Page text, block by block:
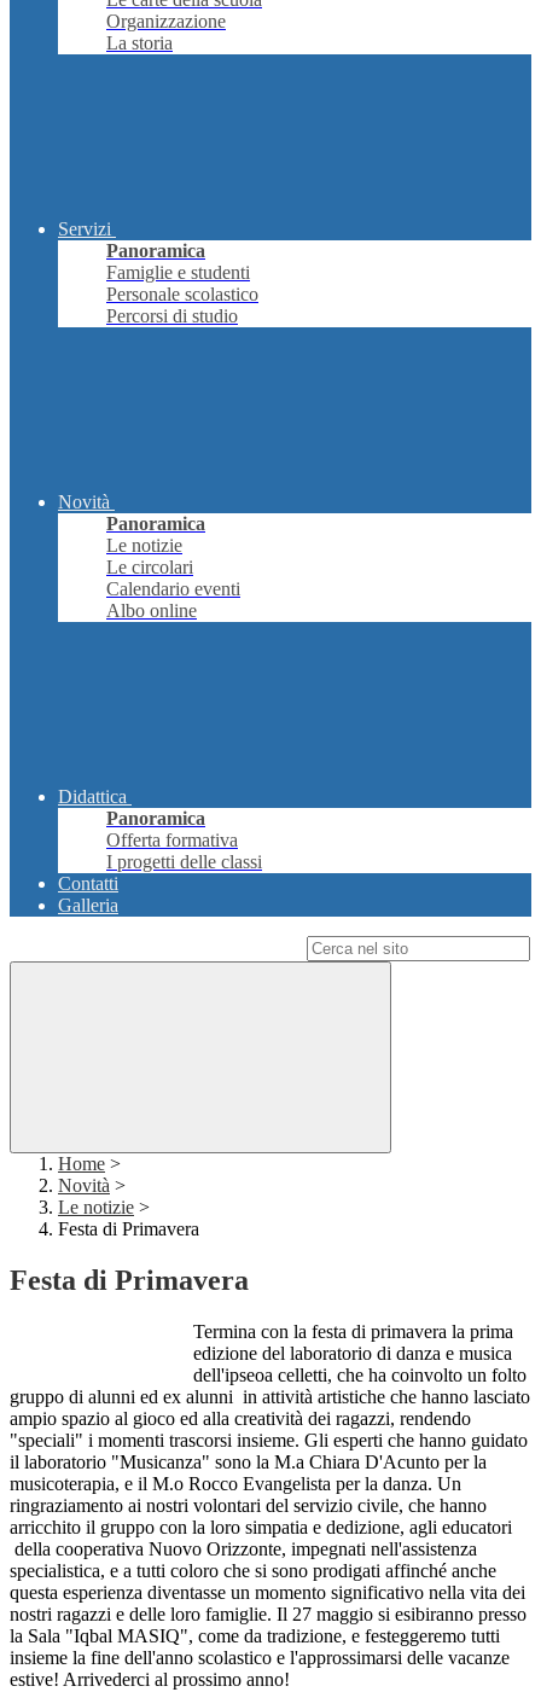
Organizzazione
La storia
Servizi
Panoramica
Famiglie e studenti
Personale scolastico
Percorsi di studio
Novità
Panoramica
Le notizie
Le circolari
Calendario eventi
Albo online
Didattica
Panoramica
Offerta formativa
I progetti delle classi
Contatti
Galleria
Home >
Novità >
Le notizie >
Festa di Primavera
Festa di Primavera
Termina con la festa di primavera la prima
edizione del laboratorio di danza e musica
dell'ipseoa celletti, che ha coinvolto un folto
gruppo di alunni ed ex alunni in attività artistiche che hanno lasciato
ampio spazio al gioco ed alla creatività dei ragazzi, rendendo
"speciali" i momenti trascorsi insieme. Gli esperti che hanno guidato
il laboratorio "Musicanza" sono la M.a Chiara D'Acunto per la
musicoterapia, e il M.o Rocco Evangelista per la danza. Un
ringraziamento ai nostri volontari del servizio civile, che hanno
arricchito il gruppo con la loro simpatia e dedizione, agli educatori
della cooperativa Nuovo Orizzonte, impegnati nell'assistenza
specialistica, e a tutti coloro che si sono prodigati affinché anche
questa esperienza diventasse un momento significativo nella vita dei
nostri ragazzi e delle loro famiglie. Il 27 maggio si esibiranno presso
la Sala "Iqbal MASIQ", come da tradizione, e festeggeremo tutti
insieme la fine dell'anno scolastico e l'approssimarsi delle vacanze
estive! Arrivederci al prossimo anno!